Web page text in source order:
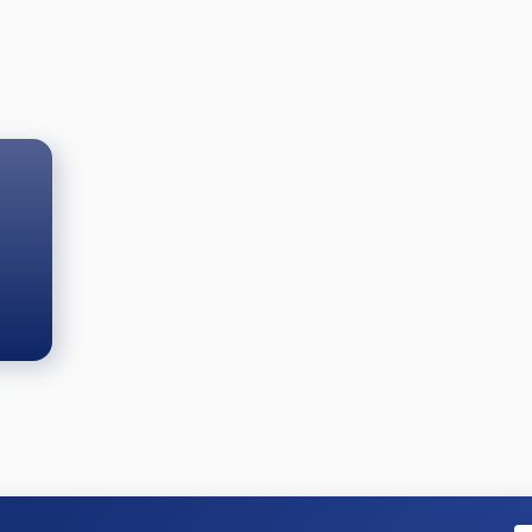
vásárlásnál használható fel. Továbbá a fordulókon
átadásra.
HUF.
krt. 5-7.)
alapján, a 3-as és 4-es csoport játékosai
ahol a szervezők a játék erejének megállapítása
de papucs, melegítő, terepszínű ruházat nem